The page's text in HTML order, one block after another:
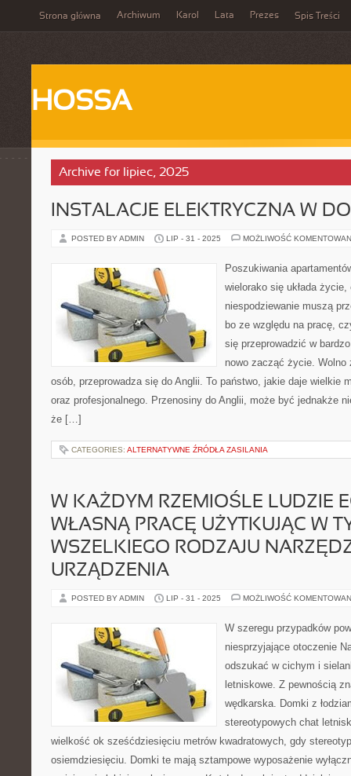
Strona główna Archiwum Karol Lata Prezes Spis Treści
HOSSA
Archive for lipiec, 2025
INSTALACJE ELEKTRYCZNA W
POSTED BY ADMIN LIP - 31 - 2025 MOŻLIWOŚĆ
Poszukiwania
wielorako się układa
niespodziewanie muszą
bo ze względu na pracę,
się przeprowadzić w
nowo zacząć życie.
osób, przeprowadza się do Anglii. To państwo, jakie daje wielkie
oraz profesjonalnego. Przenosiny do Anglii, może być jednakże
że […]
CATEGORIES: ALTERNATYWNE ŹRÓDŁA ZASILANIA
W KAŻDYM RZEMIOŚLE LUDZIE
WŁASNĄ PRACĘ UŻYTKUJĄC W
WSZELKIEGO RODZAJU
URZĄDZENIA
POSTED BY ADMIN LIP - 31 - 2025 MOŻLIWOŚĆ
W szeregu przypadków
niesprzyjające otoczenie
odszukać w cichym i
letniskowe. Z pewnością
wędkarska. Domki z
stereotypowych chat
wielkość ok sześćdziesięciu metrów kwadratowych, gdy
osiemdziesięciu. Domki te mają sztampowe wyposażenie